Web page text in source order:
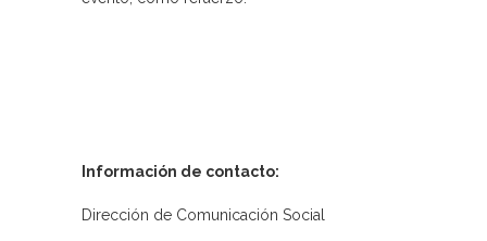
Información de contacto:
Dirección de Comunicación Social